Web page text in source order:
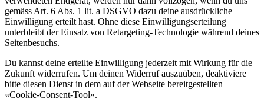
gemäss Art. 6 Abs. 1 lit. a DSGVO dazu deine ausdrückliche
Einwilligung erteilt hast. Ohne diese Einwilligungserteilung
unterbleibt der Einsatz von Retargeting-Technologie während deines
Seitenbesuchs.
Du kannst deine erteilte Einwilligung jederzeit mit Wirkung für die
Zukunft widerrufen. Um deinen Widerruf auszuüben, deaktiviere
bitte diesen Dienst in dem auf der Webseite bereitgestellten
«Cookie-Consent-Tool».